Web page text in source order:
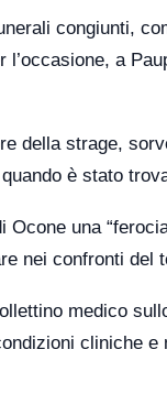
congiunti,
a
della strage,
è stato
una
nei confronti del
medico
cliniche e